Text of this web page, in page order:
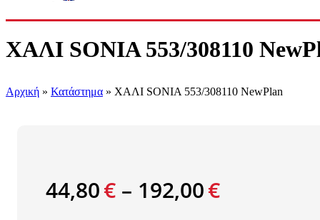
ΧΑΛΙ SONIA 553/308110
Αρχική » Κατάστημα » ΧΑΛΙ SONIA 553/308110 NewPlan
44,80€– 192,00€